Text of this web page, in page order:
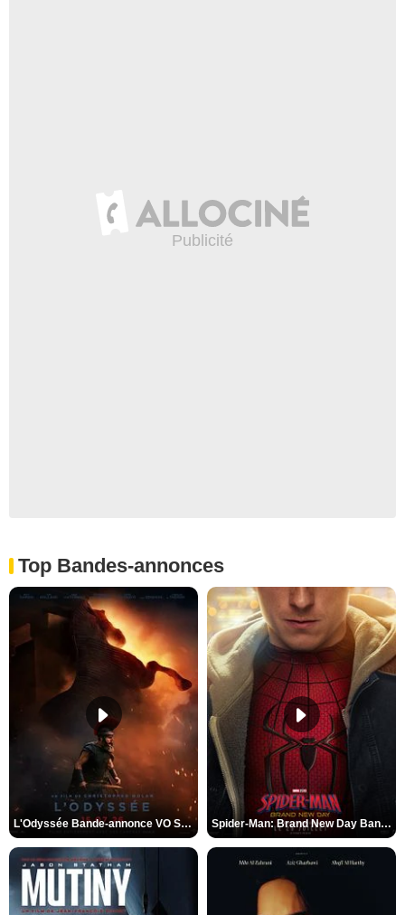
Top Bandes-annonces
L'Odyssée Bande-annonce VO STFR Spider-Man: Brand New Day Bande-annonce VO STFR